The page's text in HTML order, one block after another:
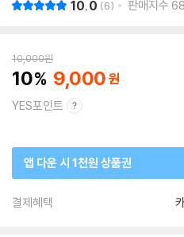
10.0 6 판매지수
10,000원
10 9,000
YES포인트
앱 다운 시 1천원 상품권
결제혜택